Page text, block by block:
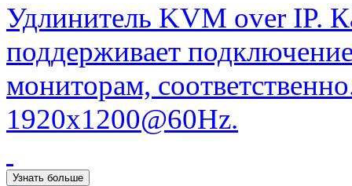
Удлинитель KVM over IP.
поддерживает
мониторам,
1920x1200@60Hz.
Узнать больше